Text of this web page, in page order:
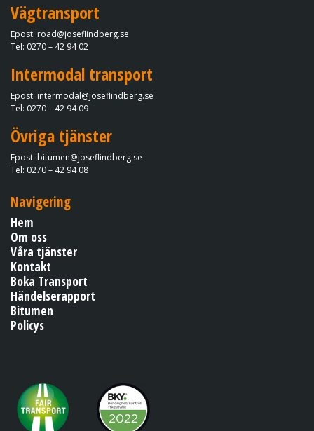
Vägtransport
Epost: road@joseflindberg.se​​​​​​​​​​​​​​
Tel: 0270 – 42 94 02
Intermodal transport
Epost: intermodal@joseflindberg.se​​​​​​​
Tel: 0270 – 42 94 09
Övriga tjänster
Epost: bitumen@joseflindberg.se​​​​​​​
​​​​​​​Tel: 0270 – 42 94 08
Navigering
Hem
Om oss
Våra tjänster
​​​​​​​Kontakt
Boka Transport
Händelserapport
Bitumen
Policys